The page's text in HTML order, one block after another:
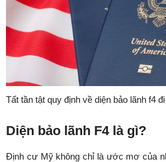
Tất tần tật quy định về diện bảo lãnh f4
Diện bảo lãnh F4 là gì?
Định cư Mỹ không chỉ là ước mơ của